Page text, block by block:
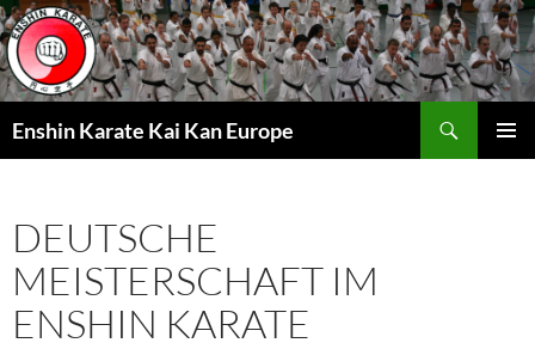
Zum
Inhalt
springen
Enshin Karate Kai Kan Europe
DEUTSCHE
MEISTERSCHAFT IM
ENSHIN KARATE